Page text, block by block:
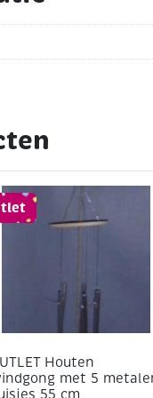
houtlijm
Houten
met 5
55 cm